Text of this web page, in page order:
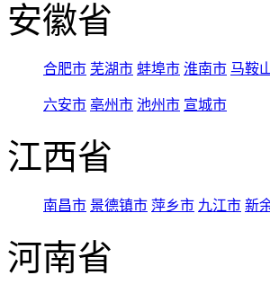
安徽省
合肥市 芜湖市 蚌埠市 淮南市 马鞍
六安市 亳州市 池州市 宣城市
江西省
南昌市 景德镇市 萍乡市 九江市 新
河南省